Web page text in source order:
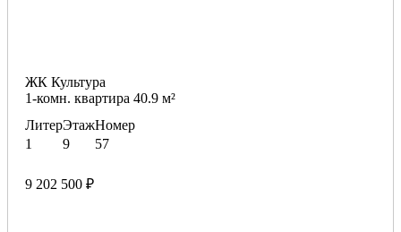
ЖК Культура
1-комн. квартира 40.9 м²
Литер
1
Этаж
9
Номер
57
9 202 500 ₽